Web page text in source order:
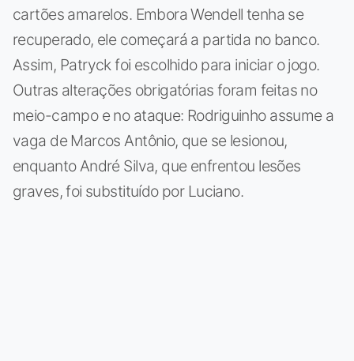
cartões amarelos. Embora Wendell tenha se
recuperado, ele começará a partida no banco.
Assim, Patryck foi escolhido para iniciar o jogo.
Outras alterações obrigatórias foram feitas no
meio-campo e no ataque: Rodriguinho assume a
vaga de Marcos Antônio, que se lesionou,
enquanto André Silva, que enfrentou lesões
graves, foi substituído por Luciano.